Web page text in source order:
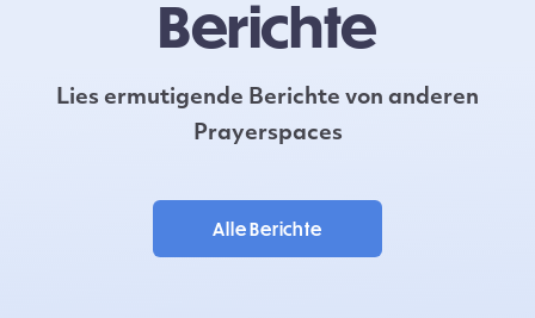
Das Heilige/Göttliche
Emoji-Zustand
Berichte
Lies ermutigende Berichte von anderen
Prayerspaces
Alle Berichte